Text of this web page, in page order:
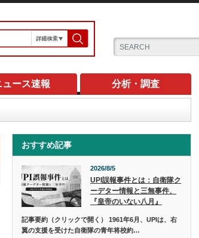
ュース速報 分析・調査
おすすめ記事
2026/8/5
UPI誤報事件とは：自衛隊ク
ーデター情報と三無事件、
『皇帝のいない八月』
記事要約（クリックで開く） 1961年6月、UPIは、右
翼の支援を受けた自衛隊の青年将校約…